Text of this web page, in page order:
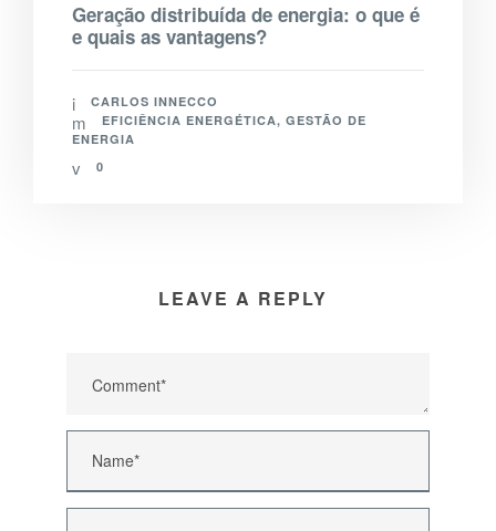
Geração distribuída de energia: o que é
e quais as vantagens?
CARLOS INNECCO
EFICIÊNCIA ENERGÉTICA, GESTÃO DE
ENERGIA
0
LEAVE A REPLY